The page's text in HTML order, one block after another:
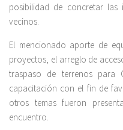
posibilidad de concretar las
vecinos.
El mencionado aporte de
proyectos, el arreglo de
traspaso de terrenos para
capacitación con el fin de
otros temas fueron
encuentro.